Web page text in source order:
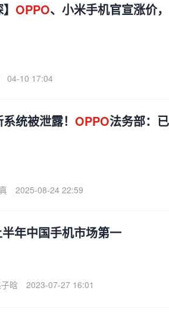
OPPO、小米手机官宣涨价
04-10 17:04
统被泄露！ OPPO法务部：
2025-08-24 22:59
年中国手机市场第一
晗 2023-07-27 16:01